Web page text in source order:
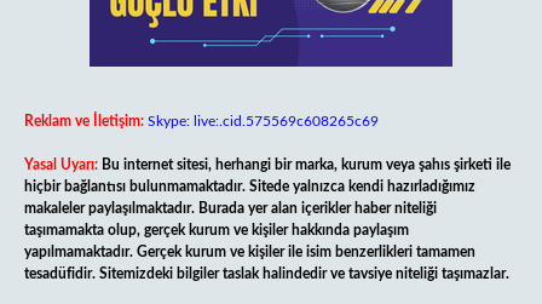
Reklam ve İletişim: Skype: live:.cid.575569c608265c69
Yasal Uyarı: Bu internet sitesi, herhangi bir marka, kurum veya şahıs şirketi ile
hiçbir bağlantısı bulunmamaktadır. Sitede yalnızca kendi hazırladığımız
makaleler paylaşılmaktadır. Burada yer alan içerikler haber niteliği
taşımamakta olup, gerçek kurum ve kişiler hakkında paylaşım
yapılmamaktadır. Gerçek kurum ve kişiler ile isim benzerlikleri tamamen
tesadüfidir. Sitemizdeki bilgiler taslak halindedir ve tavsiye niteliği taşımazlar.